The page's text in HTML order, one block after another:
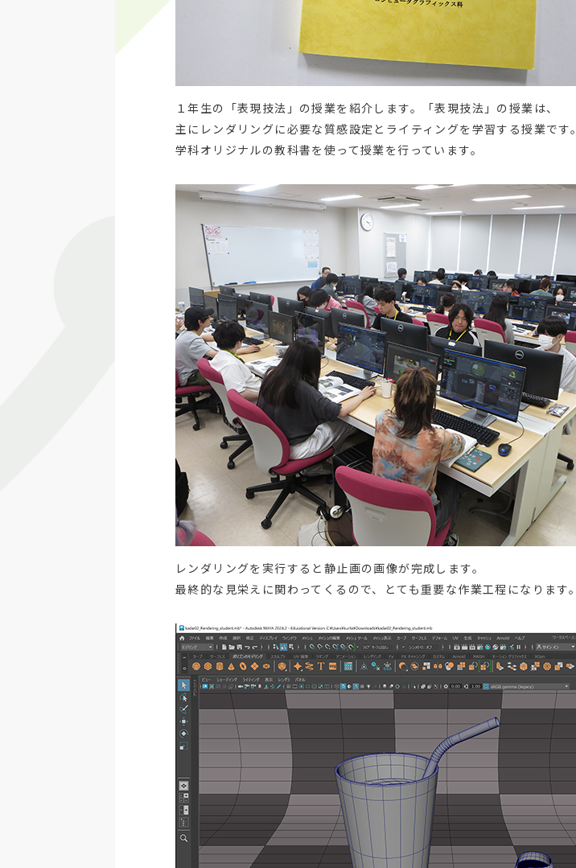
１年生の「表現技法」の授業を紹介します。「表現技法」の授業は、
主にレンダリングに必要な質感設定とライティングを学習する授業です。
学科オリジナルの教科書を使って授業を行っています。
レンダリングを実行すると静止画の画像が完成します。
最終的な見栄えに関わってくるので、とても重要な作業工程になります。